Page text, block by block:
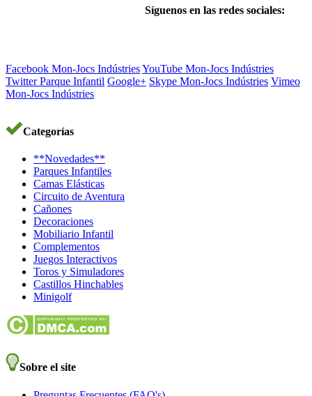
Síguenos en las redes sociales:
Facebook Mon-Jocs IndústriesYouTube Mon-Jocs Indústries
Twitter Parque Infantil Google+ Skype Mon-Jocs Indústries Vimeo
Mon-Jocs Indústries
Categorías
**Novedades**
Parques Infantiles
Camas Elásticas
Circuito de Aventura
Cañones
Decoraciones
Mobiliario Infantil
Complementos
Juegos Interactivos
Toros y Simuladores
Castillos Hinchables
Minigolf
Sobre el site